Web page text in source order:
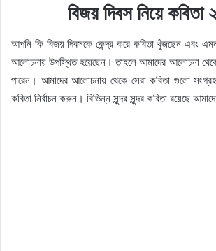
বিজয় দিবস নিয়ে কবিতা
আপনি কি বিজয় দিবসকে কেন্দ্র করে কবিতা খুঁজছেন এবং
আলোচনায় উপস্থিত হয়েছেন। তাহলে আমাদের আলোচনা
পারেন। আমাদের আলোচনায় থেকে সেরা কবিতা গুলো
কবিতা নির্বাচন করুন। বিভিন্ন সুন্দর সুন্দর কবিতা রয়েছে